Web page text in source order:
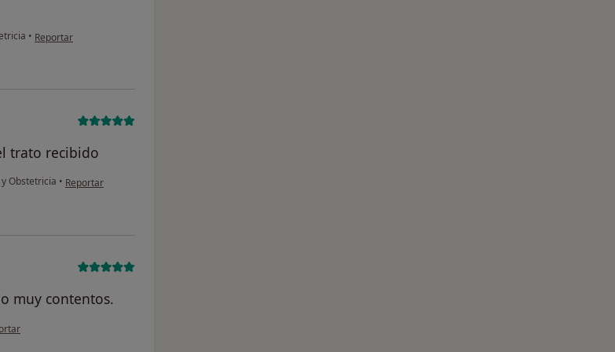
• en opinión del usuario SMM
Reportar
trato recibido
Obstetricia • en opinión del usuario A,J
Reportar
muy contentos.
del usuario Sandra Oltra